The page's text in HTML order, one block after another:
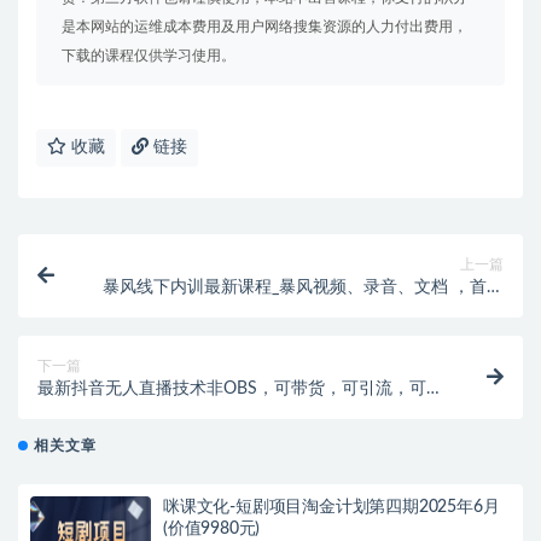
是本网站的运维成本费用及用户网络搜集资源的人力付出费用，
下载的课程仅供学习使用。
收藏 链接
上一篇
暴风线下内训最新课程_暴风视频、录音、文档 ，首页
下一篇
最新抖音无人直播技术非OBS，可带货，可引流，可刷
相关文章
咪课文化-短剧项目淘金计划第四期2025年6月
(价值9980元)